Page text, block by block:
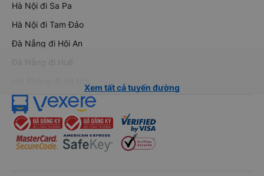
Hà Nội đi Sa Pa
Hà Nội đi Tam Đảo
Đà Nẵng đi Hội An
Đà Nẵng đi Huế
Xem tất cả tuyến đường